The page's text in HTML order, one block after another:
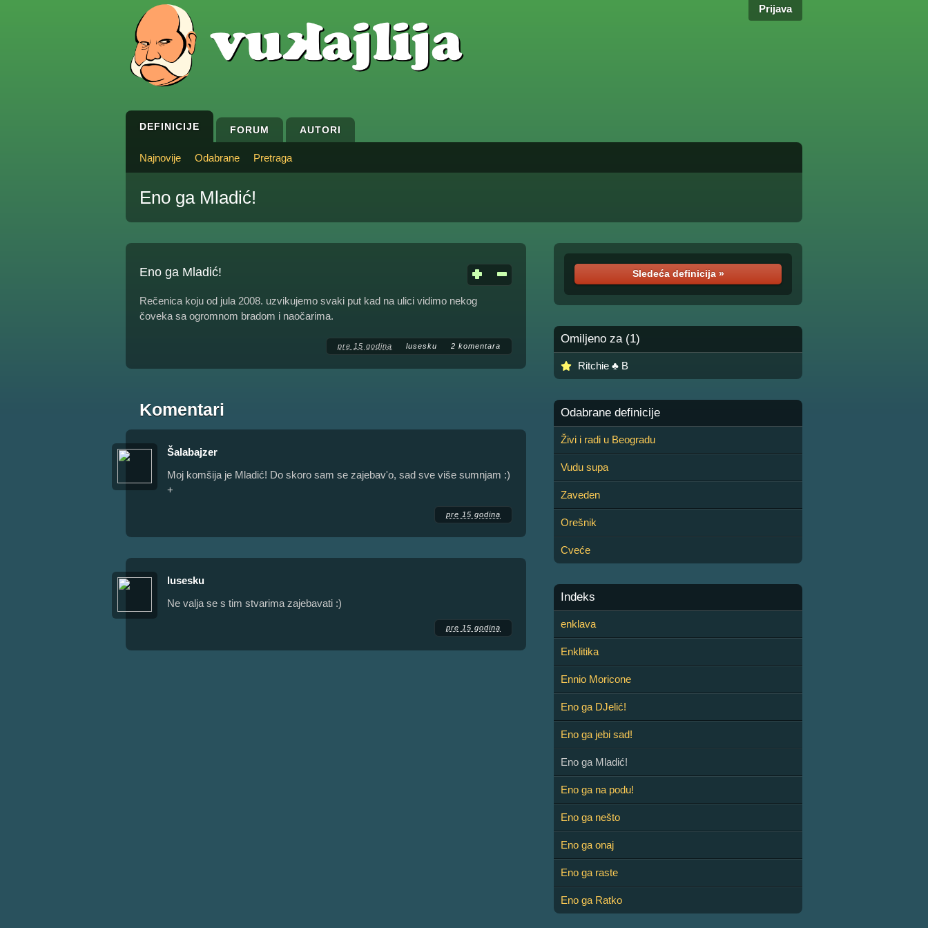
Prijava
DEFINICIJE FORUM AUTORI
Najnovije Odabrane Pretraga
Eno ga Mladić!
Eno ga Mladić!
Rečenica koju od jula 2008. uzvikujemo svaki put kad na ulici vidimo nekog
čoveka sa ogromnom bradom i naočarima.
pre 15 godina lusesku 2 komentara
Komentari
Šalabajzer
Moj komšija je Mladić! Do skoro sam se zajebav'o, sad sve više sumnjam :)
+
pre 15 godina
lusesku
Ne valja se s tim stvarima zajebavati :)
pre 15 godina
Sledeća definicija »
Omiljeno za (1)
Ritchie ♣ B
Odabrane definicije
Živi i radi u Beogradu
Vudu supa
Zaveden
Orešnik
Cveće
Indeks
enklava
Enklitika
Ennio Moricone
Eno ga DJelić!
Eno ga jebi sad!
Eno ga Mladić!
Eno ga na podu!
Eno ga nešto
Eno ga onaj
Eno ga raste
Eno ga Ratko